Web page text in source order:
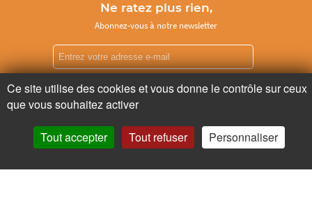
Ne ratez plus rien,
Abonnez-vous à notre newsletter
Pour votre santé, mangez au moins cinq fruits et légumes par jour.
Ce site utilise des cookies et vous donne le contrôle sur ceux
que vous souhaitez activer
Tout accepter Tout refuser Personnaliser